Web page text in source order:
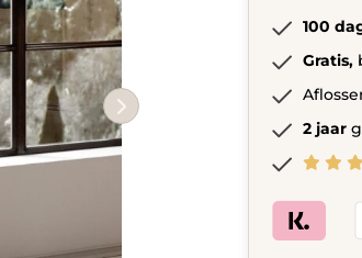
100
Gratis,
2 jaar